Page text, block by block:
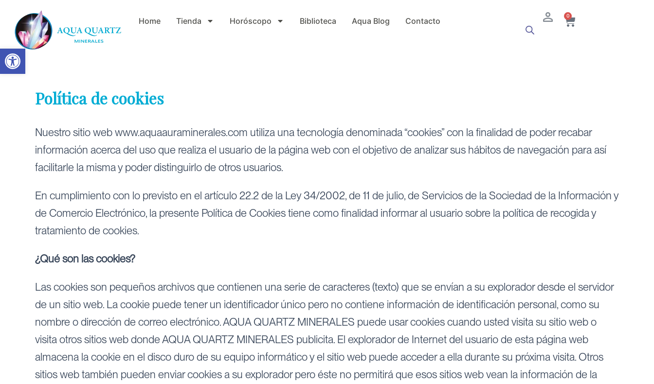
Abrir barra de herramientas
contenido
Home Tienda Horóscopo Biblioteca Aqua Blog Contacto
0 Cart
Política de cookies
Nuestro sitio web www.aquaauraminerales.com utiliza una tecnología denominada “cookies” con la finalidad de poder recabar
información acerca del uso que realiza el usuario de la página web con el objetivo de analizar sus hábitos de navegación para así
facilitarle la misma y poder distinguirlo de otros usuarios.
En cumplimiento con lo previsto en el artículo 22.2 de la Ley 34/2002, de 11 de julio, de Servicios de la Sociedad de la Información y
de Comercio Electrónico, la presente Política de Cookies tiene como finalidad informar al usuario sobre la política de recogida y
tratamiento de cookies.
¿Qué son las cookies?
Las cookies son pequeños archivos que contienen una serie de caracteres (texto) que se envían a su explorador desde el servidor
de un sitio web. La cookie puede tener un identificador único pero no contiene información de identificación personal, como su
nombre o dirección de correo electrónico. AQUA QUARTZ MINERALES puede usar cookies cuando usted visita su sitio web o
visita otros sitios web donde AQUA QUARTZ MINERALES publicita. El explorador de Internet del usuario de esta página web
almacena la cookie en el disco duro de su equipo informático y el sitio web puede acceder a ella durante su próxima visita. Otros
sitios web también pueden enviar cookies a su explorador pero éste no permitirá que esos sitios web vean la información de la